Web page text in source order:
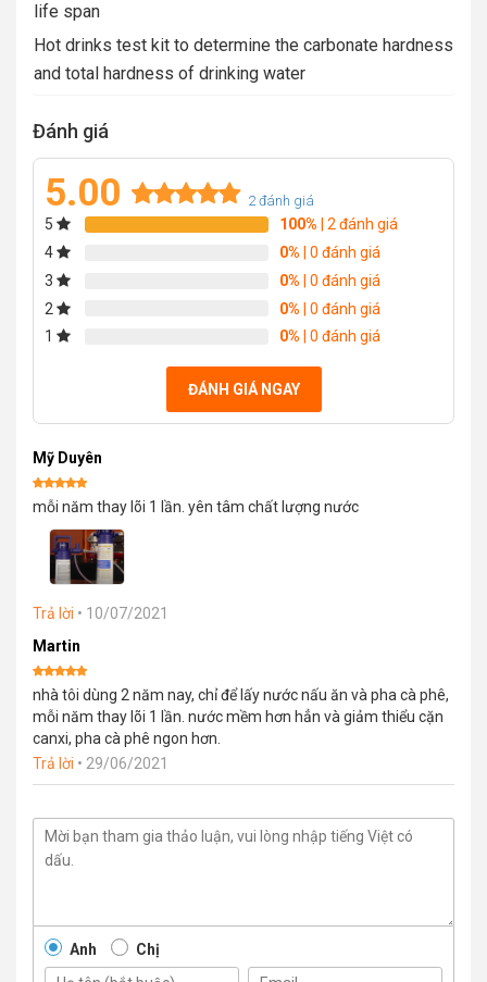
life span
Hot drinks test kit to determine the carbonate hardness
and total hardness of drinking water
Đánh giá
5.00
Rated5.00
2
2đánh giá
5 100% | 2 đánh giá
4
0% | 0 đánh giá
3
0% | 0 đánh giá
2
0% | 0 đánh giá
1
0% | 0 đánh giá
ĐÁNH GIÁ NGAY
Mỹ Duyên
Được xếp
hạng 5 5
mỗi năm thay lõi 1 lần. yên tâm chất lượng nước
Trả lời • 10/07/2021
Martin
Được xếp
hạng 55
sao
nhà tôi dùng 2 năm nay, chỉ để lấy nước nấu ăn và pha cà phê,
mỗi năm thay lõi 1 lần. nước mềm hơn hẳn và giảm thiểu cặn
canxi, pha cà phê ngon hơn.
Trả lời • 29/06/2021
Anh Chị